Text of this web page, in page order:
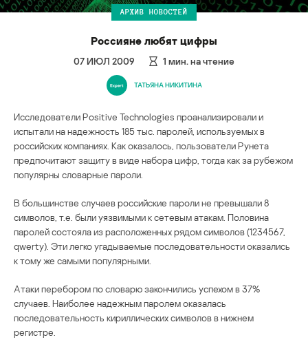
АРХИВ НОВОСТЕЙ
Россияне любят цифры
07 ИЮЛ 2009 1 мин. на чтение
ТАТЬЯНА НИКИТИНА
Исследователи Positive Technologies проанализировали и
испытали на надежность 185 тыс. паролей, используемых в
российских компаниях. Как оказалось, пользователи Рунета
предпочитают защиту в виде набора цифр, тогда как за рубежом
популярны словарные пароли.
В большинстве случаев российские пароли не превышали 8
символов, т.е. были уязвимыми к сетевым атакам. Половина
паролей состояла из расположенных рядом символов (1234567,
qwerty). Эти легко угадываемые последовательности оказались
к тому же самыми популярными.
Атаки перебором по словарю закончились успехом в 37%
случаев. Наиболее надежным паролем оказалась
последовательность кириллических символов в нижнем
регистре.